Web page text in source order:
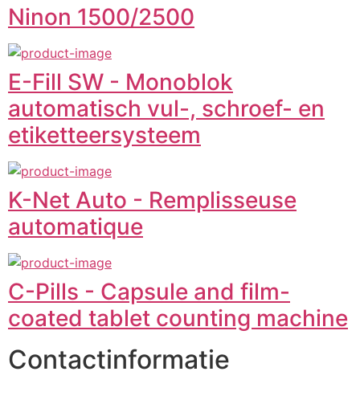
Ninon 1500/2500
E-Fill SW - Monoblok
automatisch vul-, schroef- en
etiketteersysteem
K-Net Auto - Remplisseuse
automatique
C-Pills - Capsule and film-
coated tablet counting machine
Contactinformatie